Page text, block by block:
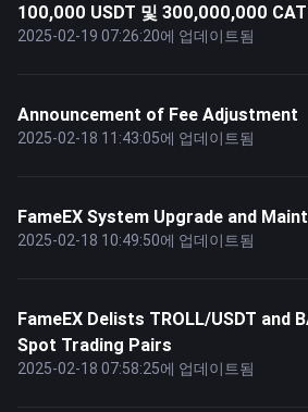
100,000 USDT 및 300,000,000 CAT
2025-02-19 07:26:20에 업데이트됨
Announcement of Fee Adjustment
2025-02-18 11:43:05에 업데이트됨
FameEX System Upgrade and
2025-02-18 10:49:50에 업데이트됨
FameEX Delists TROLL/USDT and
Spot Trading Pairs
2025-02-18 07:58:25에 업데이트됨